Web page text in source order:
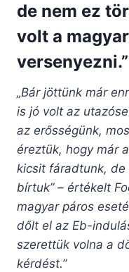
de nem ez
volt a
versenyezni.”
„Bár jöttünk már
is jó volt az
az erősségünk,
éreztük, hogy már
kicsit fáradtunk, de
bírtuk” – értékelt
magyar páros
dőlt el az Eb-
szerettük volna a
kérdést.”